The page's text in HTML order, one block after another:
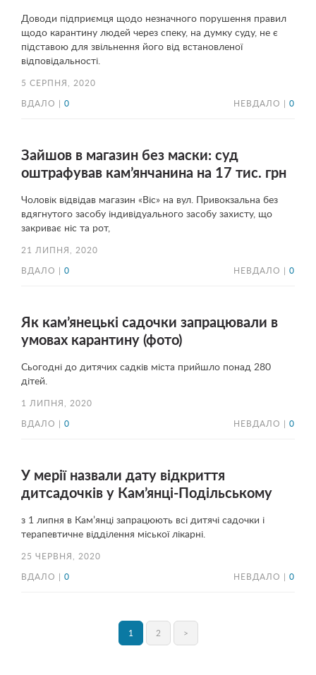
Доводи підприємця щодо незначного порушення правил
щодо карантину людей через спеку, на думку суду, не є
підставою для звільнення його від встановленої
відповідальності.
5 СЕРПНЯ, 2020
ВДАЛО | 0 НЕВДАЛО | 0
Зайшов в магазин без маски: суд
оштрафував кам’янчанина на 17 тис. грн
Чоловік відвідав магазин «Віс» на вул. Привокзальна без
вдягнутого засобу індивідуального засобу захисту, що
закриває ніс та рот,
21 ЛИПНЯ, 2020
ВДАЛО | 0 НЕВДАЛО | 0
Як кам’янецькі садочки запрацювали в
умовах карантину (фото)
Сьогодні до дитячих садків міста прийшло понад 280
дітей.
1 ЛИПНЯ, 2020
ВДАЛО | 0 НЕВДАЛО | 0
У мерії назвали дату відкриття
дитсадочків у Кам’янці-Подільському
з 1 липня в Кам’янці запрацюють всі дитячі садочки і
терапевтичне відділення міської лікарні.
25 ЧЕРВНЯ, 2020
ВДАЛО | 0 НЕВДАЛО | 0
1 2 >